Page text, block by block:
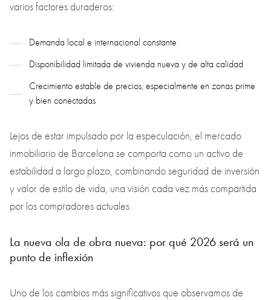
varios factores duraderos:
Demanda local e internacional constante
Disponibilidad limitada de vivienda nueva y de alta calidad
Crecimiento estable de precios, especialmente en zonas prime
y bien conectadas
Lejos de estar impulsado por la especulación, el mercado
inmobiliario de Barcelona se comporta como un activo de
estabilidad a largo plazo, combinando seguridad de inversión
y valor de estilo de vida, una visión cada vez más compartida
por los compradores actuales.
La nueva ola de obra nueva: por qué 2026 será un
punto de inflexión
Uno de los cambios más significativos que observamos de